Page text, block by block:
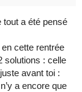
tout a été pensé
cette rentrée
solutions : celle
avant toi :
a encore que